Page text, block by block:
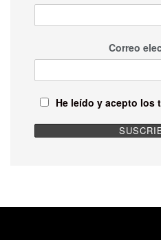
Correo
He leído y acepto los